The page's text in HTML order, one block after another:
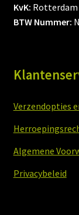
KvK: Rotterdam
BTW Nummer:
Verzendopties
Algemene
Privacybeleid